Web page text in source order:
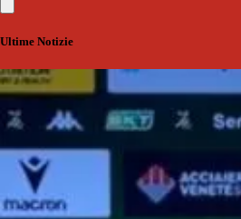
Ultime Notizie